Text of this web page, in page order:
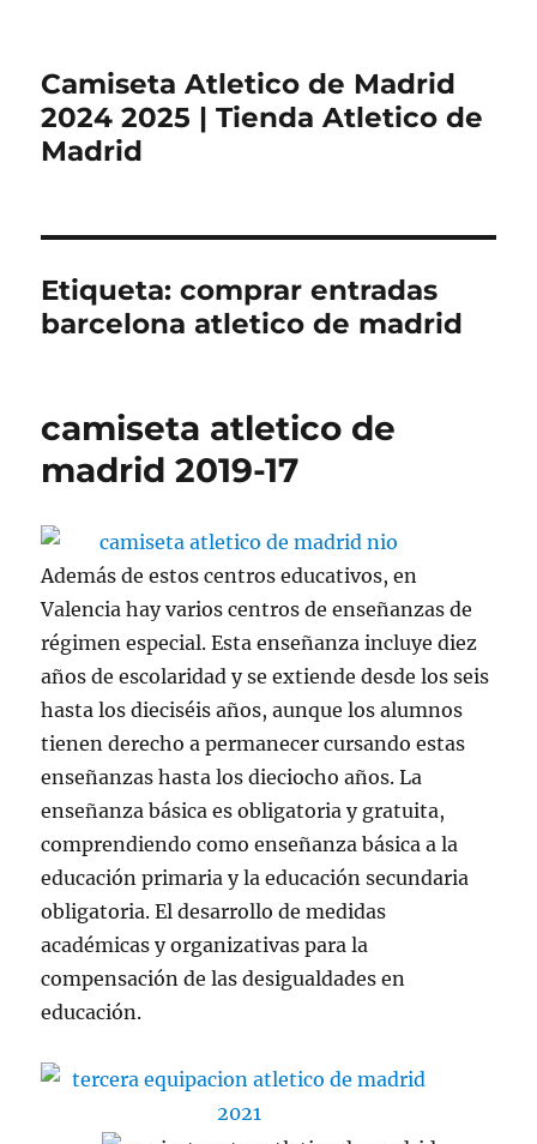
Camiseta Atletico de Madrid
2024 2025 | Tienda Atletico de
Madrid
Etiqueta:comprar entradas
barcelona atletico de madrid
camiseta atletico de
madrid 2019-17
Además de estos centros educativos, en
Valencia hay varios centros de enseñanzas de
régimen especial. Esta enseñanza incluye diez
años de escolaridad y se extiende desde los seis
hasta los dieciséis años, aunque los alumnos
tienen derecho a permanecer cursando estas
enseñanzas hasta los dieciocho años. La
enseñanza básica es obligatoria y gratuita,
comprendiendo como enseñanza básica a la
educación primaria y la educación secundaria
obligatoria. El desarrollo de medidas
académicas y organizativas para la
compensación de las desigualdades en
educación.